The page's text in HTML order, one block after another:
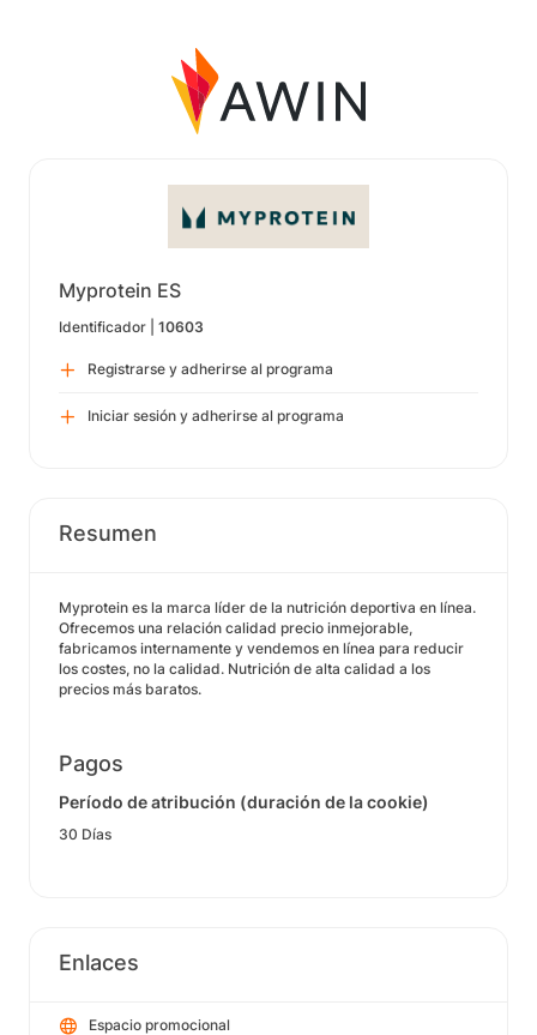
Myprotein ES
Identificador | 10603
Registrarse y adherirse al programa
Iniciar sesión y adherirse al programa
Resumen
Myprotein es la marca líder de la nutrición deportiva en línea.
Ofrecemos una relación calidad precio inmejorable,
fabricamos internamente y vendemos en línea para reducir
los costes, no la calidad. Nutrición de alta calidad a los
precios más baratos.
Pagos
Período de atribución (duración de la cookie)
30 Días
Enlaces
Espacio promocional